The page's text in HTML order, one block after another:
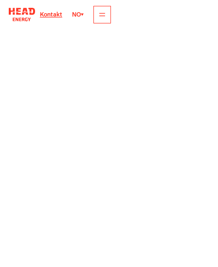
Kontakt NO